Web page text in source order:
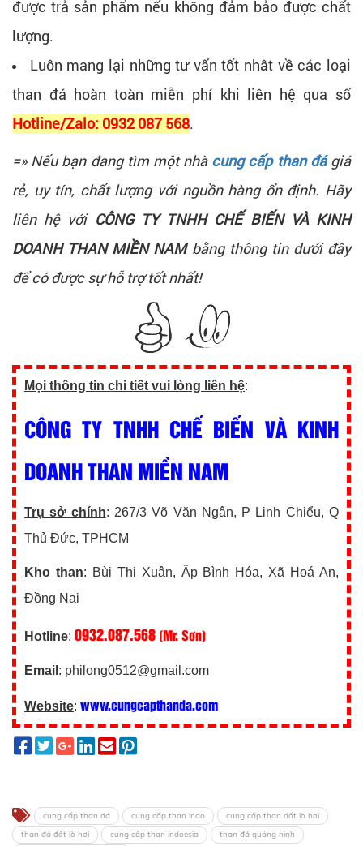
được trả sản phẩm nếu không đảm bảo được chất
lượng.
Luôn mang lại những tư vấn tốt nhât về các loại
than đá hoàn toàn miễn phí khi liên hệ qua số
Hotline/Zalo: 0932 087 568.
=» Nếu bạn đang tìm một nhà cung cấp than đágiá
rẻ, uy tín, chất lượng với nguồn hàng ổn định. Hãy
liên hệ với CÔNG TY TNHH CHẾ BIẾN VÀ KINH
DOANH THAN MIỀN NAM bằng thông tin dưới đây
để có được sự hỗ trợ tốt nhất!
Mọi thông tin chi tiết vui lòng liên hệ:
CÔNG TY TNHH CHẾ BIẾN VÀ KINH
DOANH THAN MIỀN NAM
Trụ sở chính: 267/3 Võ Văn Ngân, P Linh Chiểu, Q
Thủ Đức, TPHCM
Kho than: Bùi Thị Xuân, Ấp Bình Hóa, Xã Hoá An,
Đồng Nai
Hotline: 0932.087.568 (Mr. Sơn)
Email : philong0512@gmail.com
Website: www.cungcapthanda.com
cung cấp than đá cung cấp than indo
cung cấp than đốt lò hơi
than đá đốt lò hơi
cung cấp than indoesia
than đá quảng ninh